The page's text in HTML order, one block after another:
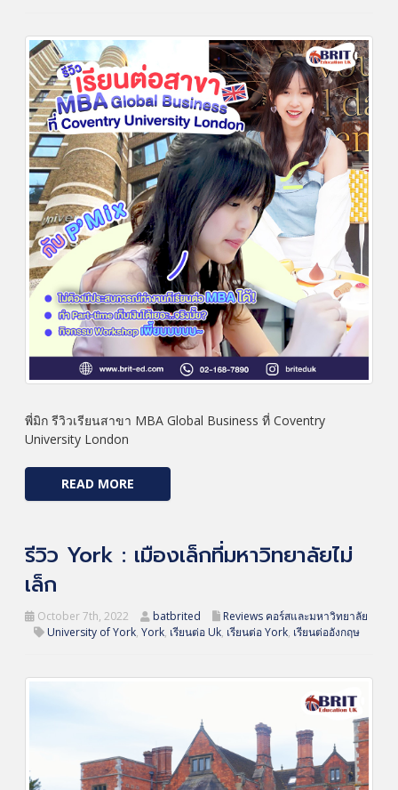
พี่มิก รีวิวเรียนสาขา MBA Global Business ที่ Coventry
University London
READ MORE
รีวิว York : เมืองเล็กที่มหาวิทยาลัยไม่
เล็ก
October 7th, 2022 batbrited
Reviews คอร์สและมหาวิทยาลัย
University of York, York, เรียนต่อ Uk, เรียนต่อ York, เรียนต่ออังกฤษ